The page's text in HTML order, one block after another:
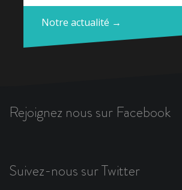
Notre actualité →
Rejoignez nous sur Facebook
Suivez-nous sur Twitter